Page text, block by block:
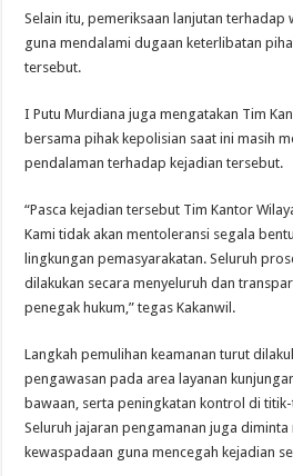
Selain itu, pemeriksaan lanjutan terhadap
guna mendalami dugaan keterlibatan
tersebut.
I Putu Murdiana juga mengatakan Tim
bersama pihak kepolisian saat ini masih
pendalaman terhadap kejadian tersebut.
“Pasca kejadian tersebut Tim Kantor
Kami tidak akan mentoleransi segala
lingkungan pemasyarakatan. Seluruh
dilakukan secara menyeluruh dan
penegak hukum,” tegas Kakanwil.
Langkah pemulihan keamanan turut
pengawasan pada area layanan
bawaan, serta peningkatan kontrol di
Seluruh jajaran pengamanan juga diminta
kewaspadaan guna mencegah kejadian